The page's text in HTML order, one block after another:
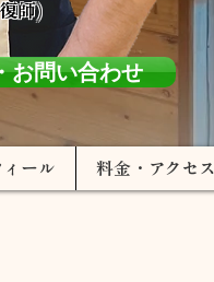
師)
お問い合わせ
ィール 料金・アクセス